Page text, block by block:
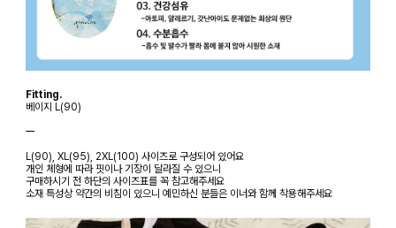
Fitting.
베이지 L(90)
ㅡ
L(90), XL(95), 2XL(100) 사이즈로 구성되어 있어요
개인 체형에 따라 핏이나 기장이 달라질 수 있으니
구매하시기 전 하단의 사이즈표를 꼭 참고해주세요
소재 특성상 약간의 비침이 있으니 예민하신 분들은 이너와 함께 착용해주세요